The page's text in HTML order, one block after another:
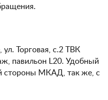
Торговая, с.2 ТВК
павильон L20. Удобный
стороны МКАД, так же, с